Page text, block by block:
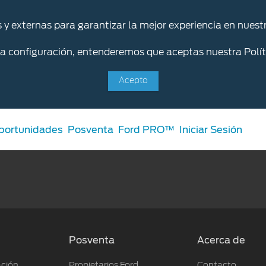
externas para garantizar la mejor experiencia en
configuración, entenderemos que aceptas nuestra
Acepto
Ford Posventa
Posventa Ford PRO™ Iniciar Sesión
Posventa Acerca de